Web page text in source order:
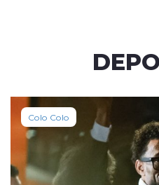
Colo Colo